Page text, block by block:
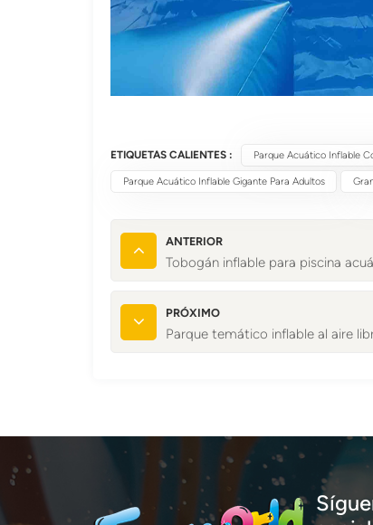
ETIQUETAS CALIENTES : Parque Acuático Inflable
Parque Acuático Inflable Gigante Para Adultos
ANTERIOR
Tobogán inflable para piscina
PRÓXIMO
Parque temático inflable al aire